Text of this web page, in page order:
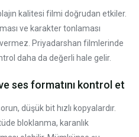
kalitesi filmi doğrudan etkiler.
ve karakter tonlaması
Priyadarshan filmlerinde
daha da değerli hale gelir.
ses formatını kontrol et
düşük bit hızlı kopyalardır.
bloklanma, karanlık